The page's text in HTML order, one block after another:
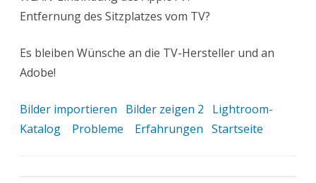
Entfernung des Sitzplatzes vom TV?
Es bleiben Wünsche an die TV-Hersteller und an
Adobe!
Bilder importieren Bilder zeigen 2
Lightroom-
Katalog
Probleme Erfahrungen Startseite